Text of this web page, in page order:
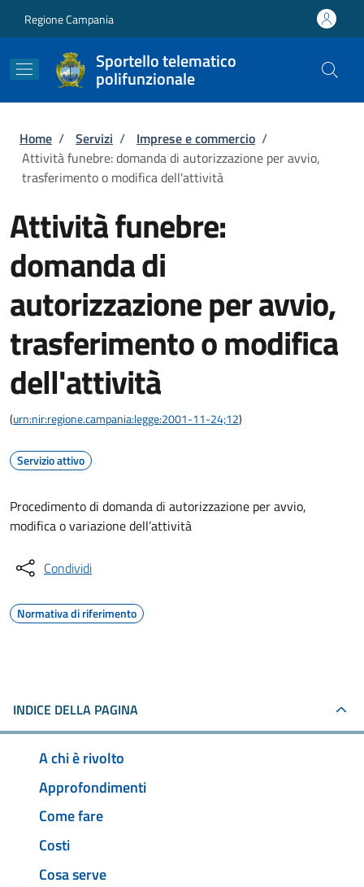
Regione Campania
Sportello telematico
polifunzionale
Briciole di pane
Home / Servizi / Imprese e commercio /
Attività funebre: domanda di autorizzazione per avvio,
trasferimento o modifica dell'attività
Attività funebre:
domanda di
autorizzazione per avvio,
trasferimento o modifica
dell'attività
(urn:nir:regione.campania:legge:2001-11-24;12)
Servizio attivo
Procedimento di domanda di autorizzazione per avvio,
modifica o variazione dell’attività
Condividi
Normativa di riferimento
INDICE DELLA PAGINA
A chi è rivolto
Approfondimenti
Come fare
Costi
Cosa serve